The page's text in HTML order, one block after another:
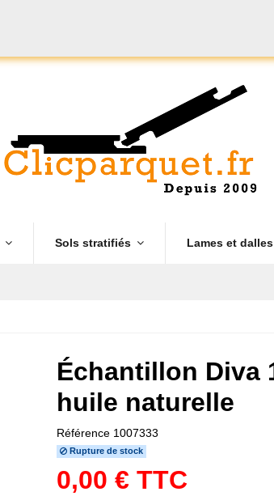
Sols stratifiés Lames et
Échantillon Diva
huile naturelle
Référence 1007333
Rupture de stock
0,00 € TTC